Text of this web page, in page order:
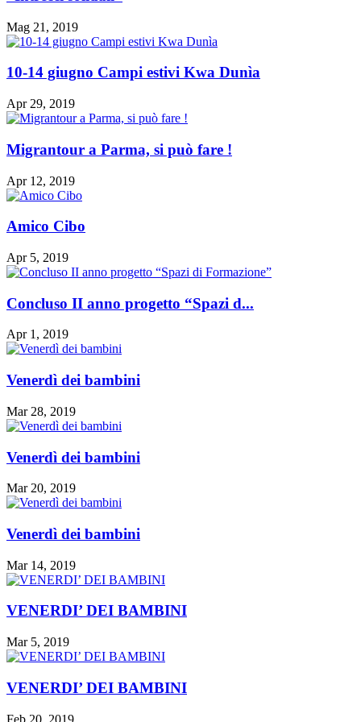
Mag 21, 2019
10-14 giugno Campi estivi Kwa Dunìa
Apr 29, 2019
Migrantour a Parma, si può fare !
Apr 12, 2019
Amico Cibo
Apr 5, 2019
Concluso II anno progetto “Spazi d...
Apr 1, 2019
Venerdì dei bambini
Mar 28, 2019
Venerdì dei bambini
Mar 20, 2019
Venerdì dei bambini
Mar 14, 2019
VENERDI’ DEI BAMBINI
Mar 5, 2019
VENERDI’ DEI BAMBINI
Feb 20, 2019